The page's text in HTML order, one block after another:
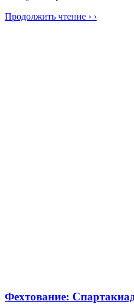
Продолжить чтение › ›
Фехтование: